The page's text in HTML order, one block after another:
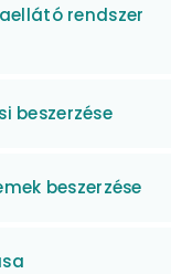
rendszer
beszerzése
beszerzése